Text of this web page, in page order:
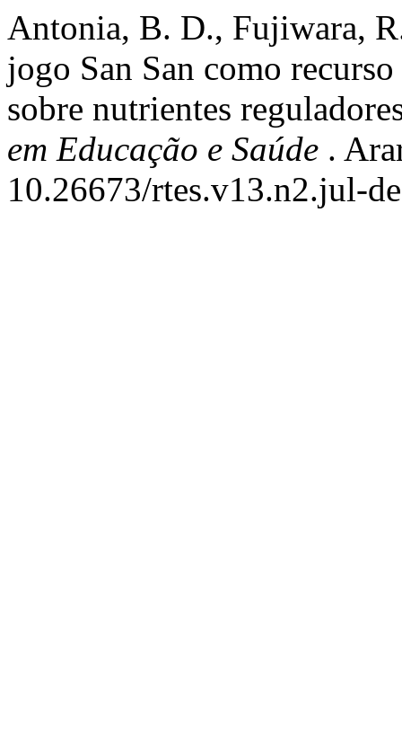
Antonia, B. D., Fujiwara,
jogo San San como
sobre nutrientes
em Educação e Saúde .
10.26673/rtes.v13.n2.jul-